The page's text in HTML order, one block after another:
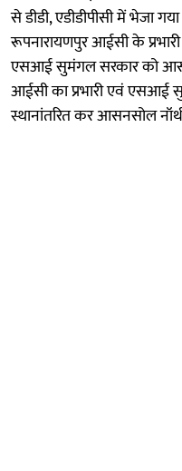
से डीडी, एडीडीपीसी में भेजा
रूपनारायणपुर आईसी के
एसआई सुमंगल सरकार को
आईसी का प्रभारी एवं एसआई
स्थानांतरित कर आसनसोल